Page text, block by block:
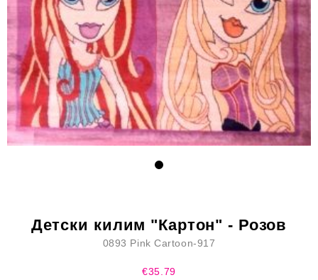
Детски килим "Картон" - Розов
0893 Pink Cartoon-917
€35.79